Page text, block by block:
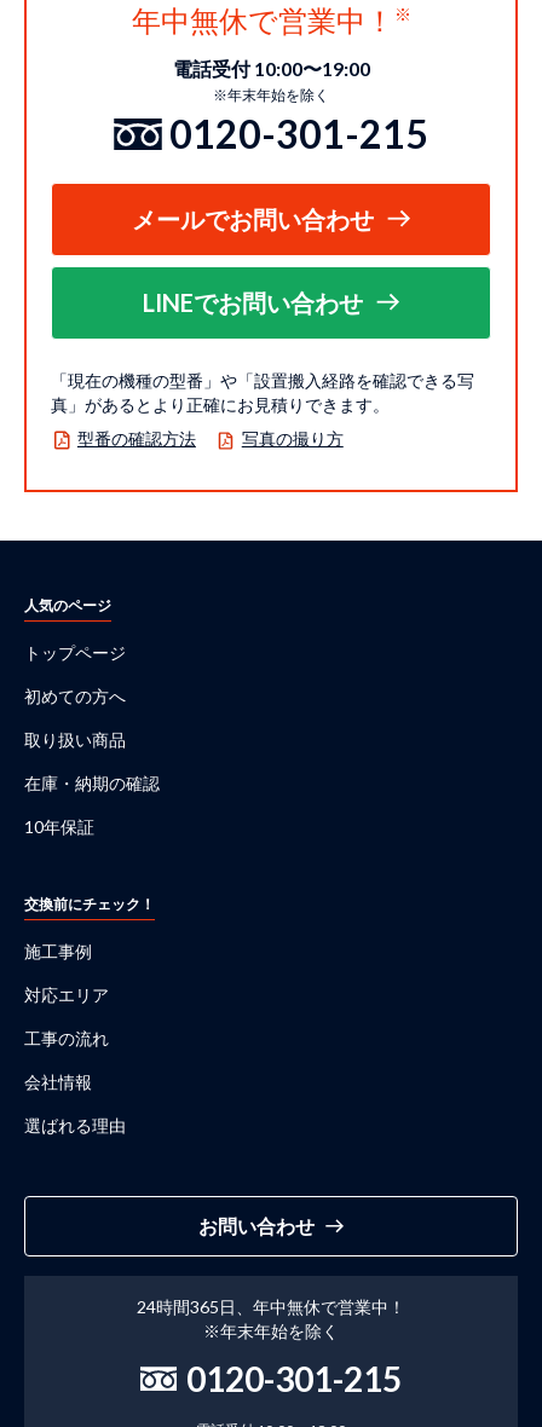
年中無休で営業中！
電話受付 10:00〜19:00
※年末年始を除く
0120-301-215
メールでお問い合わせ
LINEでお問い合わせ
「現在の機種の型番」や「設置搬入経路を確認できる写
真」があるとより正確にお見積りできます。
型番の確認方法
写真の撮り方
人気のページ
トップページ
初めての方へ
取り扱い商品
在庫・納期の確認
10年保証
交換前にチェック！
施工事例
対応エリア
工事の流れ
会社情報
選ばれる理由
お問い合わせ
24時間365日、年中無休で営業中！
※年末年始を除く
0120-301-215